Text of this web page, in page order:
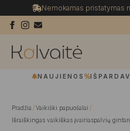
Nemokamas pristatymas
NAUJIENOS
Pradžia
Vaikiški papuošalai
Išraiškingas vaikiškas įvairiaspalvių